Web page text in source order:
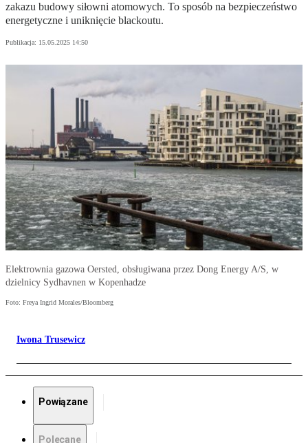
zakazu budowy siłowni atomowych. To sposób na bezpieczeństwo
energetyczne i uniknięcie blackoutu.
Publikacja: 15.05.2025 14:50
Elektrownia gazowa Oersted, obsługiwana przez Dong Energy A/S, w
dzielnicy Sydhavnen w Kopenhadze
Foto: Freya Ingrid Morales/Bloomberg
Iwona Trusewicz
Powiązane
Polecane